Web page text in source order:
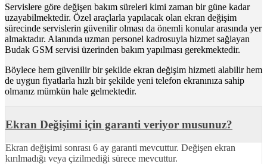
Servislere göre değişen bakım süreleri kimi zaman bir güne kadar
uzayabilmektedir. Özel araçlarla yapılacak olan ekran değişim
sürecinde servislerin güvenilir olması da önemli konular arasında yer
almaktadır. Alanında uzman personel kadrosuyla hizmet sağlayan
Budak GSM servisi üzerinden bakım yapılması gerekmektedir.
Böylece hem güvenilir bir şekilde ekran değişim hizmeti alabilir hem
de uygun fiyatlarla hızlı bir şekilde yeni telefon ekranınıza sahip
olmanız mümkün hale gelmektedir.
Ekran Değişimi için garanti veriyor musunuz?
Ekran değişimi sonrası 6 ay garanti mevcuttur. Değişen ekran
kırılmadığı veya çizilmediği sürece mevcuttur.